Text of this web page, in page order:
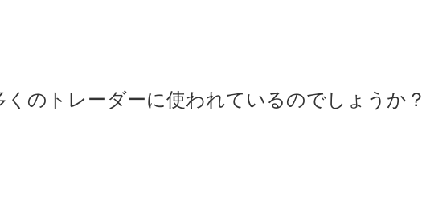
くのトレーダーに使われているのでしょうか？